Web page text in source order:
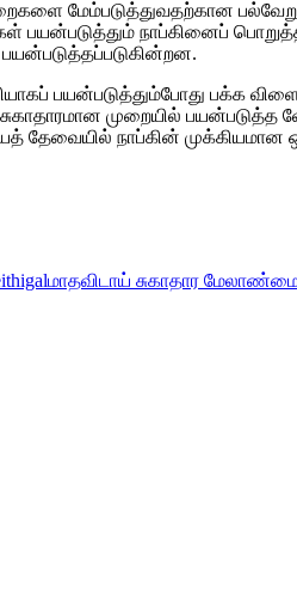
மேம்படுத்துவதற்கான பல்வேறு
பயன்படுத்தும் நாப்கினைப்
பயன்படுத்தும்போது பக்க
முறையில் பயன்படுத்த
நாப்கின் முக்கியமான
மாதவிடாய் சுகாதார மேலாண்மை